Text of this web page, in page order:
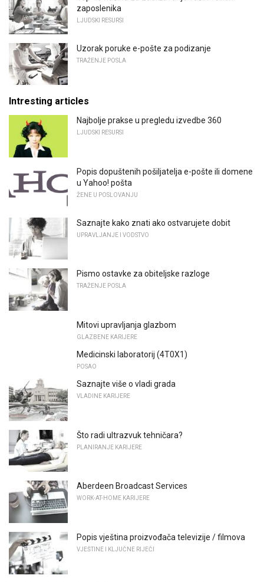
zaposlenika
LJUDSKI RESURSI
Uzorak poruke e-pošte za podizanje
TRAŽENJE POSLA
Intresting articles
Najbolje prakse u pregledu izvedbe 360
LJUDSKI RESURSI
Popis dopuštenih pošiljatelja e-pošte ili domene
u Yahoo! pošta
ŽENE U POSLOVANJU
Saznajte kako znati ako ostvarujete dobit
UPRAVLJANJE I VODSTVO
Pismo ostavke za obiteljske razloge
TRAŽENJE POSLA
Mitovi upravljanja glazbom
GLAZBENE KARIJERE
Medicinski laboratorij (4T0X1)
POSAO
Saznajte više o vladi grada
VLADINE KARIJERE
Što radi ultrazvuk tehničara?
PLANIRANJE KARIJERE
Aberdeen Broadcast Services
WORK-AT-HOME KARIJERE
Popis vještina proizvođača televizije / filmova
VJEŠTINE I KLJUČNE RIJEČI